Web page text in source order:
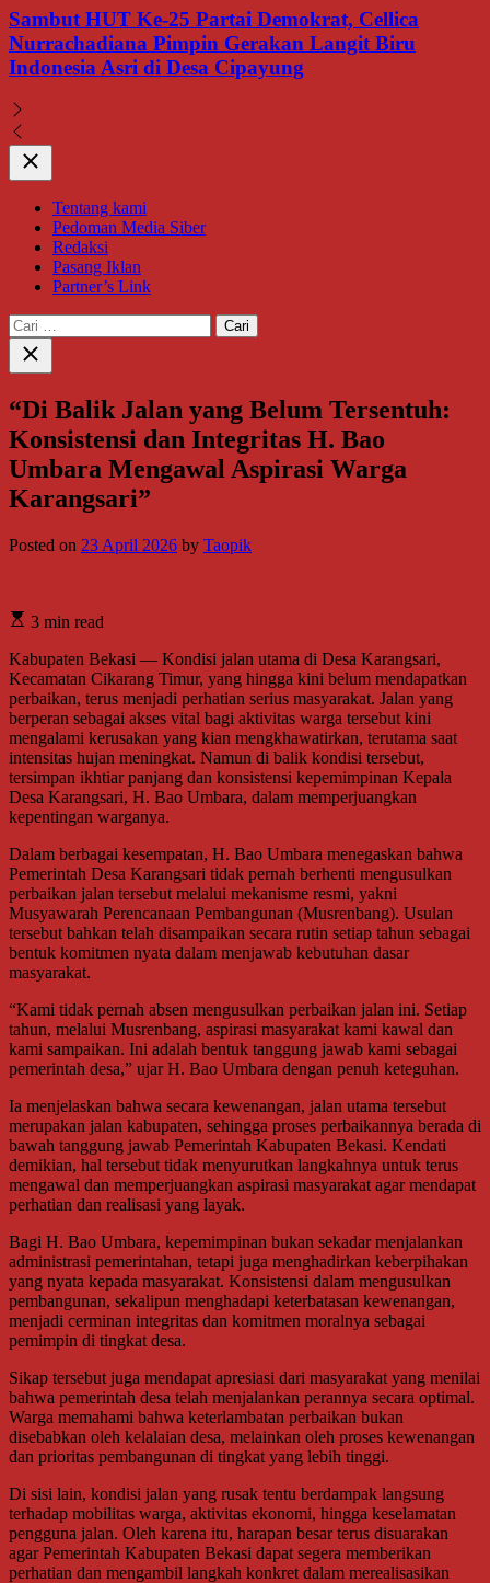
Sambut HUT Ke-25 Partai Demokrat, Cellica
Nurrachadiana Pimpin Gerakan Langit Biru
Indonesia Asri di Desa Cipayung
Close
Tentang kami
Pedoman Media Siber
Redaksi
Pasang Iklan
Partner’s Link
Cari
untuk:
Close
search
“Di Balik Jalan yang Belum Tersentuh:
Konsistensi dan Integritas H. Bao
Umbara Mengawal Aspirasi Warga
Karangsari”
Posted on 23 April 2026 by Taopik
3 min read
Kabupaten Bekasi — Kondisi jalan utama di Desa Karangsari,
Kecamatan Cikarang Timur, yang hingga kini belum mendapatkan
perbaikan, terus menjadi perhatian serius masyarakat. Jalan yang
berperan sebagai akses vital bagi aktivitas warga tersebut kini
mengalami kerusakan yang kian mengkhawatirkan, terutama saat
intensitas hujan meningkat. Namun di balik kondisi tersebut,
tersimpan ikhtiar panjang dan konsistensi kepemimpinan Kepala
Desa Karangsari, H. Bao Umbara, dalam memperjuangkan
kepentingan warganya.
Dalam berbagai kesempatan, H. Bao Umbara menegaskan bahwa
Pemerintah Desa Karangsari tidak pernah berhenti mengusulkan
perbaikan jalan tersebut melalui mekanisme resmi, yakni
Musyawarah Perencanaan Pembangunan (Musrenbang). Usulan
tersebut bahkan telah disampaikan secara rutin setiap tahun sebagai
bentuk komitmen nyata dalam menjawab kebutuhan dasar
masyarakat.
“Kami tidak pernah absen mengusulkan perbaikan jalan ini. Setiap
tahun, melalui Musrenbang, aspirasi masyarakat kami kawal dan
kami sampaikan. Ini adalah bentuk tanggung jawab kami sebagai
pemerintah desa,” ujar H. Bao Umbara dengan penuh keteguhan.
Ia menjelaskan bahwa secara kewenangan, jalan utama tersebut
merupakan jalan kabupaten, sehingga proses perbaikannya berada di
bawah tanggung jawab Pemerintah Kabupaten Bekasi. Kendati
demikian, hal tersebut tidak menyurutkan langkahnya untuk terus
mengawal dan memperjuangkan aspirasi masyarakat agar mendapat
perhatian dan realisasi yang layak.
Bagi H. Bao Umbara, kepemimpinan bukan sekadar menjalankan
administrasi pemerintahan, tetapi juga menghadirkan keberpihakan
yang nyata kepada masyarakat. Konsistensi dalam mengusulkan
pembangunan, sekalipun menghadapi keterbatasan kewenangan,
menjadi cerminan integritas dan komitmen moralnya sebagai
pemimpin di tingkat desa.
Sikap tersebut juga mendapat apresiasi dari masyarakat yang menilai
bahwa pemerintah desa telah menjalankan perannya secara optimal.
Warga memahami bahwa keterlambatan perbaikan bukan
disebabkan oleh kelalaian desa, melainkan oleh proses kewenangan
dan prioritas pembangunan di tingkat yang lebih tinggi.
Di sisi lain, kondisi jalan yang rusak tentu berdampak langsung
terhadap mobilitas warga, aktivitas ekonomi, hingga keselamatan
pengguna jalan. Oleh karena itu, harapan besar terus disuarakan
agar Pemerintah Kabupaten Bekasi dapat segera memberikan
perhatian dan mengambil langkah konkret dalam merealisasikan